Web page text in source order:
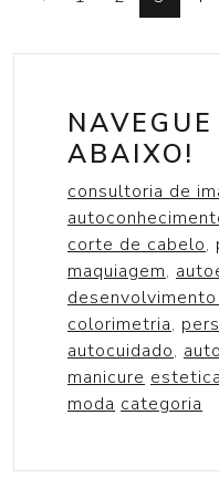
ABAIXO!
consultoria de
corte de cabelo,
maquiagem,
colorimetria,
autocuidado,
manicure estetica
moda categoria